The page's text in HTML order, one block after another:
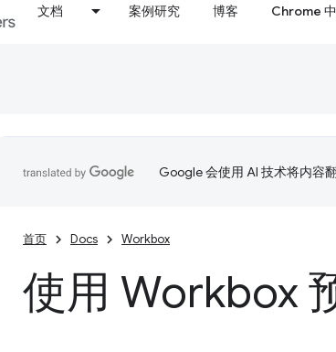
文档 案例研究 博客 Chrome
Google 会使用 AI 技术将内容
首页 Docs Workbox
使用 Workbox